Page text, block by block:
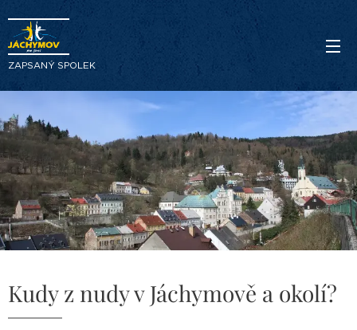
ZAPSANÝ SPOLEK
Kudy z nudy v Jáchymově a okolí?